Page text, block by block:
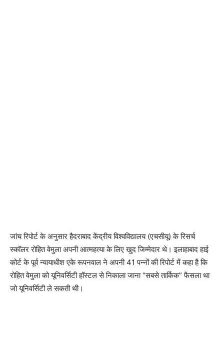
जांच रिपोर्ट के अनुसार हैदराबाद केंद्रीय विश्वविद्यालय (एचसीयू) के रिसर्च
स्कॉलर रोहित वेमुला अपनी आत्महत्या के लिए खुद जिम्मेदार थे। इलाहाबाद हाई
कोर्ट के पूर्व न्यायाधीश एके रूपनवाल ने अपनी 41 पन्नों की रिपोर्ट में कहा है कि
रोहित वेमुला को यूनिवर्सिटी हॉस्टल से निकाला जाना “सबसे तार्किक” फैसला था
जो यूनिवर्सिटी ले सकती थी।